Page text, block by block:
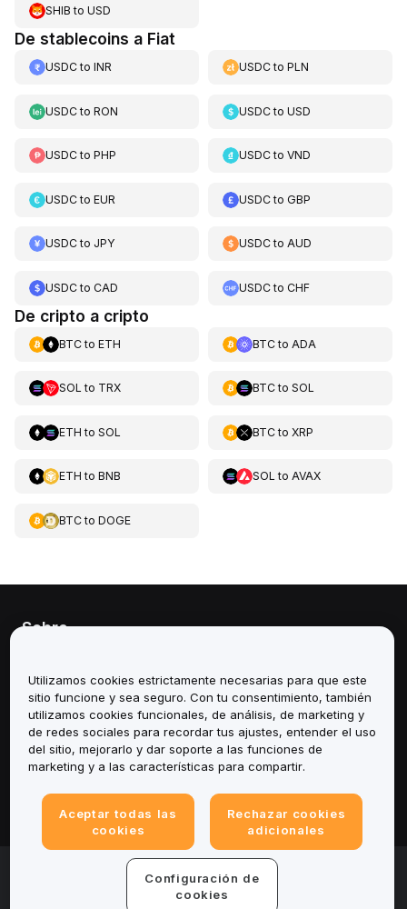
SHIB to USD
De stablecoins a Fiat
USDCto INR USDCtoPLN
USDCto RON USDCtoUSD
USDCto PHP USDCtoVND
USDCto EUR USDCtoGBP
USDCto JPY USDCtoAUD
USDCto CAD USDCtoCHF
De cripto a cripto
BTCto ETH BTCto ADA
SOL to TRX BTCto SOL
ETH to SOL BTCto XRP
ETH to BNB SOL to AVAX
BTCto DOGE
Sobre
Soporte
Productos
Legal
© 2025-2026 Bybit.eu. All rights reserved.
Términos de Privacidad
Utilizamos cookies estrictamente necesarias para que este
sitio funcione y sea seguro. Con tu consentimiento, también
utilizamos cookies funcionales, de análisis, de marketing y
de redes sociales para recordar tus ajustes, entender el uso
del sitio, mejorarlo y dar soporte a las funciones de
marketing y a las características para compartir.
Aceptar todas las
cookies
Rechazar cookies
adicionales
Configuración de
cookies